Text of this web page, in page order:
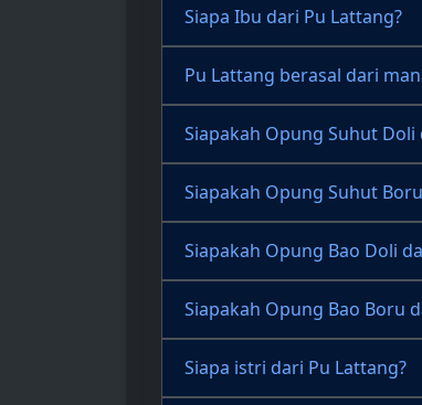
Siapa Ibu dari Pu Lattang?
Pu Lattang berasal dari
Siapakah Opung Suhut Doli
Siapakah Opung Suhut
Siapakah Opung Bao Doli
Siapakah Opung Bao Boru
Siapa istri dari Pu Lattang?